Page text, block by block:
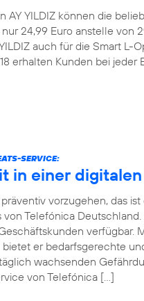
AY YILDIZ können die
24,99 Euro anstelle von
auch für die Smart L-
erhalten Kunden bei
SERVICE:
in einer
vorzugehen, das
Telefónica
verfügbar.
er bedarfsgerechte
wachsenden
von Telefónica […]